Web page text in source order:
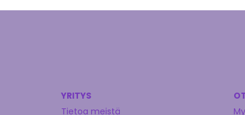
YRITYS
Tietoa meistä